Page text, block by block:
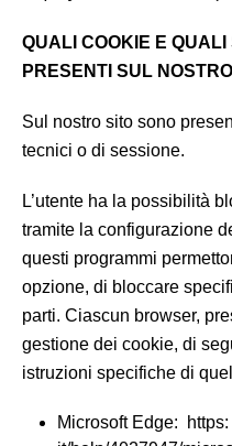
QUALI COOKIE E QUALI
PRESENTI SUL
Sul nostro sito sono
tecnici o di sessione.
L’utente ha la possibilità
tramite la configurazione
questi programmi
opzione, di bloccare
parti. Ciascun browser,
gestione dei cookie, di
istruzioni specifiche di
Microsoft Edge: